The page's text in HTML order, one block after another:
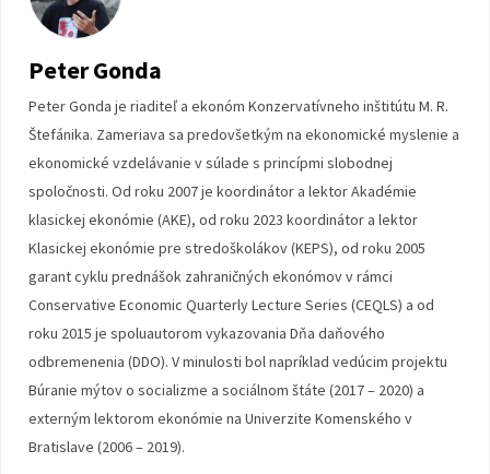
Peter Gonda
Peter Gonda je riaditeľ a ekonóm Konzervatívneho inštitútu M. R.
Štefánika. Zameriava sa predovšetkým na ekonomické myslenie a
ekonomické vzdelávanie v súlade s princípmi slobodnej
spoločnosti. Od roku 2007 je koordinátor a lektor Akadémie
klasickej ekonómie (AKE), od roku 2023 koordinátor a lektor
Klasickej ekonómie pre stredoškolákov (KEPS), od roku 2005
garant cyklu prednášok zahraničných ekonómov v rámci
Conservative Economic Quarterly Lecture Series (CEQLS) a od
roku 2015 je spoluautorom vykazovania Dňa daňového
odbremenenia (DDO). V minulosti bol napríklad vedúcim projektu
Búranie mýtov o socializme a sociálnom štáte (2017 – 2020) a
externým lektorom ekonómie na Univerzite Komenského v
Bratislave (2006 – 2019).